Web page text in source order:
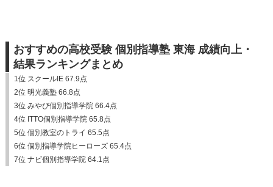
おすすめの高校受験 個別指導塾 東海 成績向上・
結果ランキングまとめ
1位 スクールIE 67.9点
2位 明光義塾 66.8点
3位 みやび個別指導学院 66.4点
4位 ITTO個別指導学院 65.8点
5位 個別教室のトライ 65.5点
6位 個別指導学院ヒーローズ 65.4点
7位 ナビ個別指導学院 64.1点